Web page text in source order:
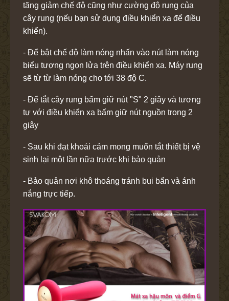
tăng giảm chế độ cũng như cường độ rung của
cây rung (nếu bạn sử dụng điều khiển xa để điều
khiển).
- Để bật chế độ làm nóng nhấn vào nút làm nóng
biểu tượng ngọn lửa trên điều khiển xa. Máy rung
sẽ từ từ làm nóng cho tới 38 độ C.
- Để tắt cây rung bấm giữ nút "S" 2 giây và tương
tự với điều khiển xa bấm giữ nút nguồn trong 2
giây
- Sau khi đạt khoái cảm mong muốn tắt thiết bị vệ
sinh lại một lần nữa trước khi bảo quản
- Bảo quản nơi khô thoáng tránh bui bẩn và ánh
nắng trực tiếp.